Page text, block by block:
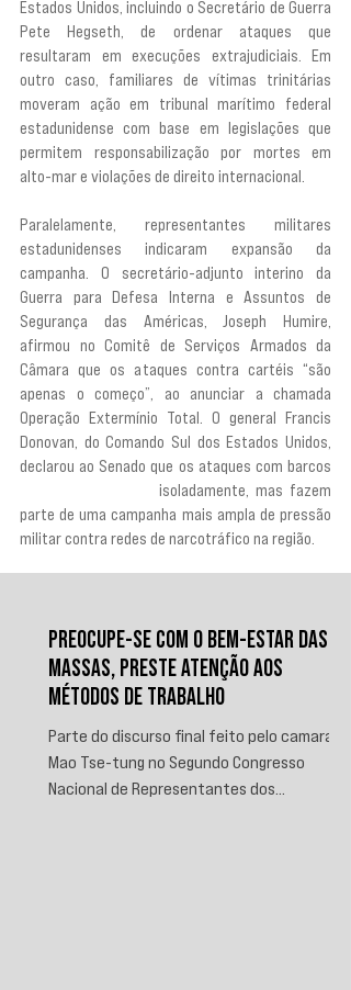
Estados Unidos, incluindo o Secretário de Guerra
Pete Hegseth, de ordenar ataques que
resultaram em execuções extrajudiciais. Em
outro caso, familiares de vítimas trinitárias
moveram ação em tribunal marítimo federal
estadunidense com base em legislações que
permitem responsabilização por mortes em
alto-mar e violações de direito internacional.
Paralelamente, representantes militares
estadunidenses indicaram expansão da
campanha. O secretário-adjunto interino da
Guerra para Defesa Interna e Assuntos de
Segurança das Américas, Joseph Humire,
afirmou no Comitê de Serviços Armados da
Câmara que os ataques contra cartéis “são
apenas o começo”, ao anunciar a chamada
Operação Extermínio Total. O general Francis
Donovan, do Comando Sul dos Estados Unidos,
isoladamente, mas fazem
parte de uma campanha mais ampla de pressão
militar contra redes de narcotráfico na região.
PREOCUPE-SE COM O BEM-ESTAR DAS
MASSAS, PRESTE ATENÇÃO AOS
MÉTODOS DE TRABALHO
Parte do discurso final feito pelo camarada
Mao Tse-tung no Segundo Congresso
Nacional de Representantes dos